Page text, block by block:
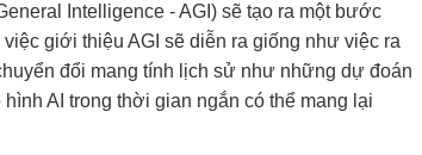
Intelligence - AGI) sẽ tạo ra một bước
giới thiệu AGI sẽ diễn ra giống như việc ra
đổi mang tính lịch sử như những dự đoán
AI trong thời gian ngắn có thể mang lại